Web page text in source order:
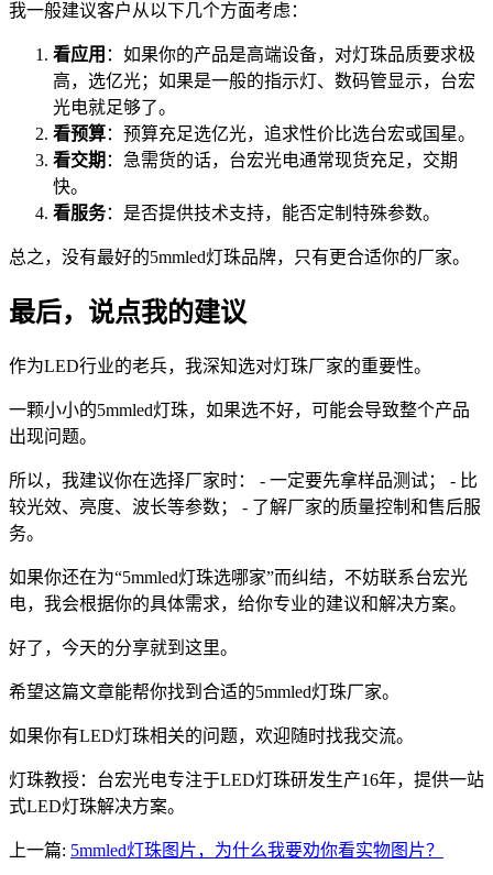
我一般建议客户从以下几个方面考虑：
看应用 ：如果你的产品是高端设备，对灯珠品质要求极
高，选亿光；如果是一般的指示灯、数码管显示，台宏
光电就足够了。
看预算：预算充足选亿光，追求性价比选台宏或国星。
看交期 ：急需货的话，台宏光电通常现货充足，交期
快。
看服务：是否提供技术支持，能否定制特殊参数。
总之，没有最好的5mmled灯珠品牌，只有更合适你的厂家。
最后，说点我的建议
作为LED行业的老兵，我深知选对灯珠厂家的重要性。
一颗小小的5mmled灯珠，如果选不好，可能会导致整个产品
出现问题。
所以，我建议你在选择厂家时： - 一定要先拿样品测试； - 比
较光效、亮度、波长等参数； - 了解厂家的质量控制和售后服
务。
如果你还在为“5mmled灯珠选哪家”而纠结，不妨联系台宏光
电，我会根据你的具体需求，给你专业的建议和解决方案。
好了，今天的分享就到这里。
希望这篇文章能帮你找到合适的5mmled灯珠厂家。
如果你有LED灯珠相关的问题，欢迎随时找我交流。
灯珠教授：台宏光电专注于LED灯珠研发生产16年，提供一站
式LED灯珠解决方案。
上一篇: 5mmled灯珠图片，为什么我要劝你看实物图片？